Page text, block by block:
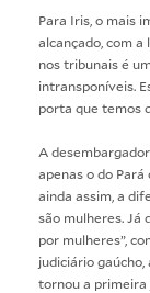
Para Iris, o mais
alcançado, com
nos tribunais é
intransponíveis.
porta que temos
A
apenas o do Pará
ainda assim, a
são mulheres. Já
por mulheres”,
judiciário
tornou a primeira